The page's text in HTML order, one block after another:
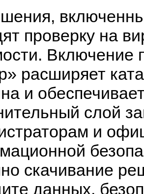
проверку на
Включение
расширяет
и
слой
и
скачивание
данных,